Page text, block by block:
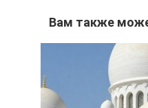
Вам также